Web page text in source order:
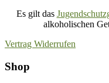
Es gilt das
alkoholischen
Vertrag Widerrufen
Shop